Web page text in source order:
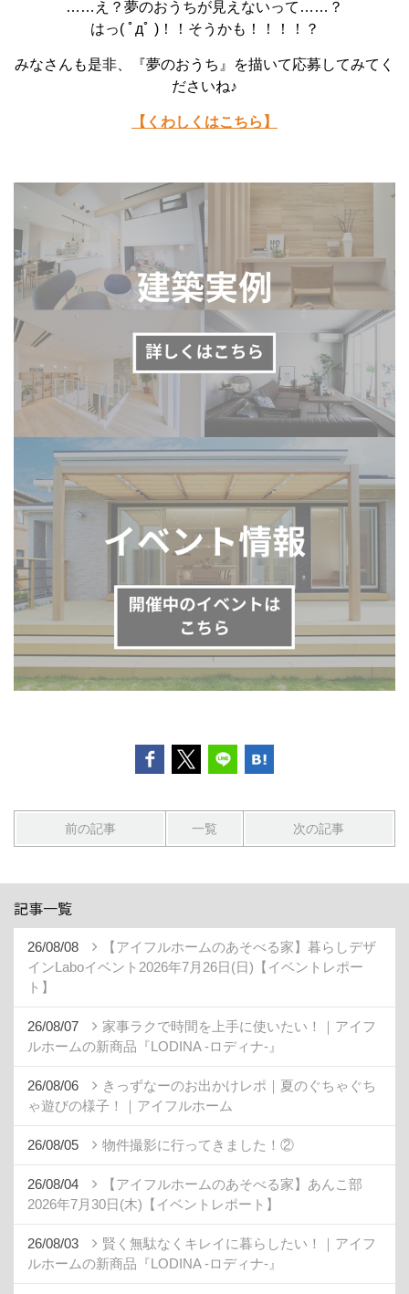
……え？夢のおうちが見えないって……？
はっ( ﾟдﾟ )！！そうかも！！！！？
みなさんも是非、『夢のおうち』を描いて応募してみてく
ださいね♪
【くわしくはこちら】
前の記事 一覧 次の記事
記事一覧
26/08/08
【アイフルホームのあそべる家】暮らしデザ
インLaboイベント2026年7月26日(日)【イベントレポー
ト】
26/08/07
家事ラクで時間を上手に使いたい！｜アイフ
ルホームの新商品『LODINA -ロディナ-』
26/08/06
きっずなーのお出かけレポ｜夏のぐちゃぐち
ゃ遊びの様子！｜アイフルホーム
26/08/05 物件撮影に行ってきました！②
26/08/04
【アイフルホームのあそべる家】あんこ部
2026年7月30日(木)【イベントレポート】
26/08/03
賢く無駄なくキレイに暮らしたい！｜アイフ
ルホームの新商品『LODINA -ロディナ-』